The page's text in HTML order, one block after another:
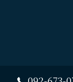
© 2026 福岡県福岡市